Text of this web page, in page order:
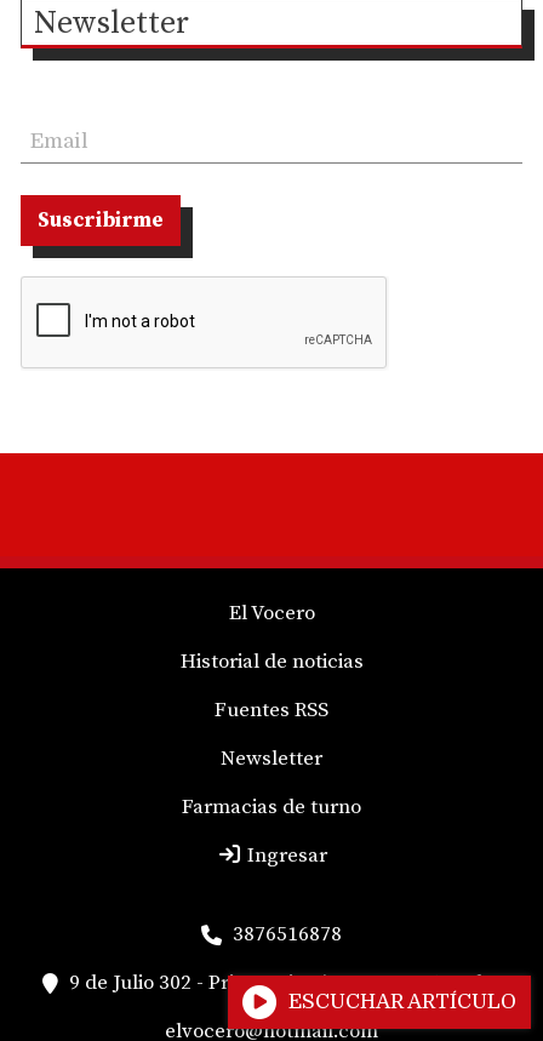
Newsletter
Suscribirme
El Vocero
Historial de noticias
Fuentes RSS
Newsletter
Farmacias de turno
Ingresar
3876516878
9 de Julio 302 - Primer piso / San Juan 162 Salta
elvocero@hotmail.com
ESCUCHAR ARTÍCULO